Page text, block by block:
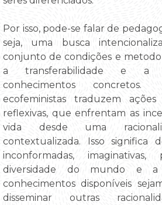
Por isso, pode-se falar de
seja, uma busca
conjunto de condições e
a transferabilidade e a
conhecimentos
ecofeministas traduzem
reflexivas, que enfrentam as
vida desde uma
contextualizada. Isso significa
inconformadas,
diversidade do mundo e a
conhecimentos disponíveis
disseminar outras